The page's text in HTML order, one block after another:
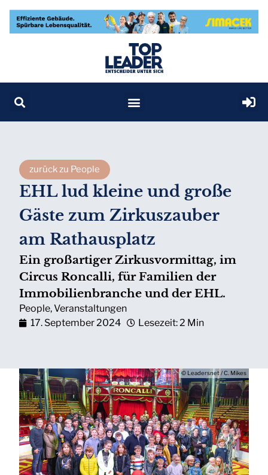
zurück zu People
EHL lud kleine und große
Gäste zum Zirkuszauber
am Rathausplatz
Ein großartiger Zirkusvormittag, im
Circus Roncalli, für Familien der
Immobilienbranche und der EHL.
People,Veranstaltungen
17. September 2024
Lesezeit: 2 Min
© Leadersnet / C. Mikes